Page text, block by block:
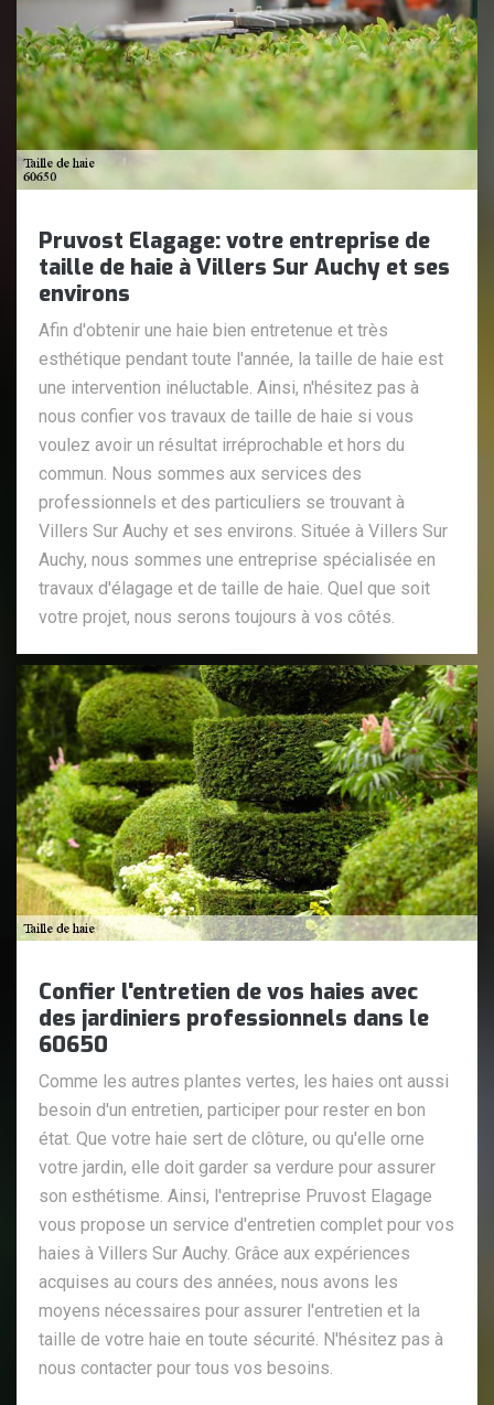
Pruvost Elagage: votre entreprise de
taille de haie à Villers Sur Auchy et ses
environs
Afin d'obtenir une haie bien entretenue et très
esthétique pendant toute l'année, la taille de haie est
une intervention inéluctable. Ainsi, n'hésitez pas à
nous confier vos travaux de taille de haie si vous
voulez avoir un résultat irréprochable et hors du
commun. Nous sommes aux services des
professionnels et des particuliers se trouvant à
Villers Sur Auchy et ses environs. Située à Villers Sur
Auchy, nous sommes une entreprise spécialisée en
travaux d'élagage et de taille de haie. Quel que soit
votre projet, nous serons toujours à vos côtés.
Confier l'entretien de vos haies avec
des jardiniers professionnels dans le
60650
Comme les autres plantes vertes, les haies ont aussi
besoin d'un entretien, participer pour rester en bon
état. Que votre haie sert de clôture, ou qu'elle orne
votre jardin, elle doit garder sa verdure pour assurer
son esthétisme. Ainsi, l'entreprise Pruvost Elagage
vous propose un service d'entretien complet pour vos
haies à Villers Sur Auchy. Grâce aux expériences
acquises au cours des années, nous avons les
moyens nécessaires pour assurer l'entretien et la
taille de votre haie en toute sécurité. N'hésitez pas à
nous contacter pour tous vos besoins.